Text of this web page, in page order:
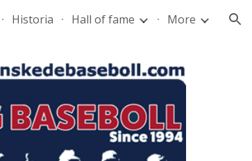
Historia Hall of fame More